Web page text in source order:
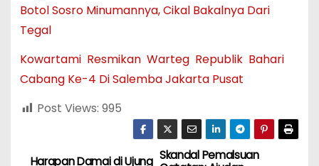
Botol Sosro Minumannya, Cikal Bakalnya Dari
Tegal
Kowartami Resmikan Warteg Republik Bahari
Cabang Ke-4 Di Salemba Jakarta Pusat
Post Views: 995
Skandal Pemalsuan
Harapan Damai di Ujung